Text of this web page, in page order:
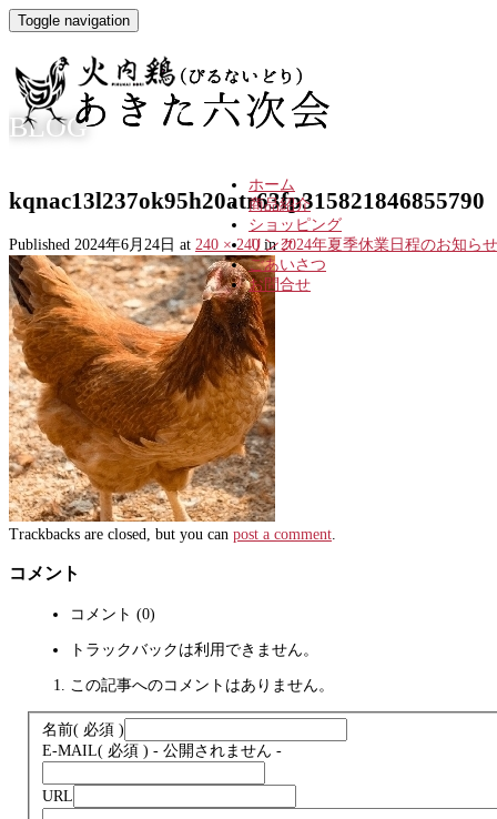
Toggle navigation
ホーム
商品紹介
ショッピング
リンク
ごあいさつ
お問合せ
BLOG
kqnac13l237ok95h20atr63fp315821846855790
Published 2024年6月24日 at 240 × 240in2024年夏季休業日程のお知らせ
Trackbacks are closed, but you can post a comment
コメント
コメント (0)
トラックバックは利用できません。
この記事へのコメントはありません。
名前( 必須 )
E-MAIL( 必須 ) - 公開されません -
URL